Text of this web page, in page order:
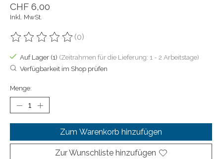
CHF 6,00
Inkl. MwSt.
Die Bewertung dieses Produkts ist
(0)
Auf Lager (1) (Zeitrahmen für die Lieferung: 1 - 2 Arbeitstage)
Verfügbarkeit im Shop prüfen
Menge:
Zum Warenkorb hinzufügen
Zur Wunschliste hinzufügen